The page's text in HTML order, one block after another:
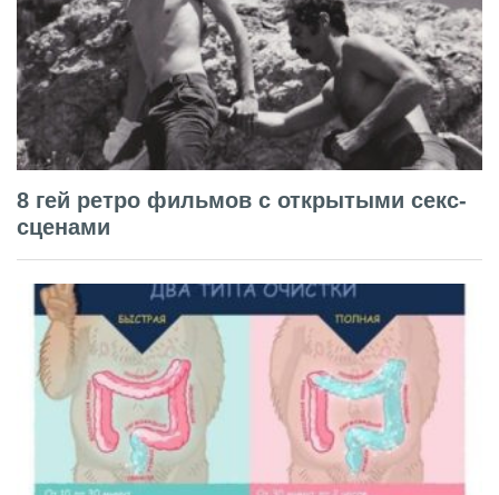
8 гей ретро фильмов с открытыми секс-
сценами